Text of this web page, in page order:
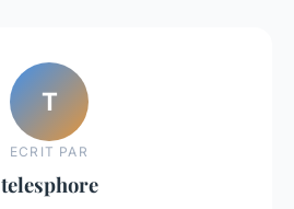
T
ECRIT PAR
telesphore